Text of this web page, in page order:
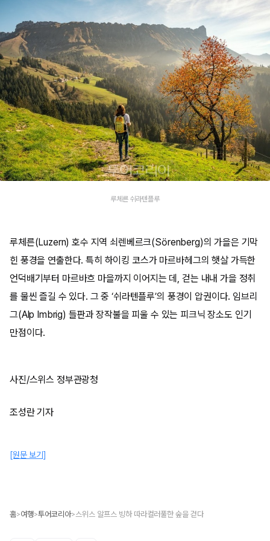
루체른 쉬라텐플루
루체른(Luzern) 호수 지역 쇠렌베르크(Sörenberg)의 가을은 기막
힌 풍경을 연출한다. 특히 하이킹 코스가 마르바헤그의 햇살 가득한
언덕배기부터 마르바흐 마을까지 이어지는 데, 걷는 내내 가을 정취
를 물씬 즐길 수 있다. 그 중 ‘쉬라텐플루’의 풍경이 압권이다. 임브리
그(Alp Imbrig) 들판과 장작불을 피울 수 있는 피크닉 장소도 인기
만점이다.
사진/스위스 정부관광청
조성란 기자
[원문 보기]
홈>여행>투어코리아>스위스 알프스 빙하 따라컬러풀한 숲을 걷다